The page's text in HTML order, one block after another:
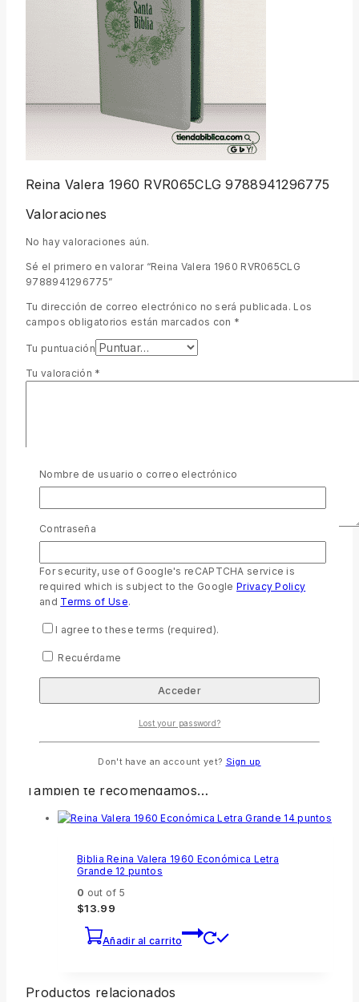
Reina Valera 1960 RVR065CLG 9788941296775
Valoraciones
No hay valoraciones aún.
Sé el primero en valorar “Reina Valera 1960 RVR065CLG
9788941296775”
Tu dirección de correo electrónico no será publicada. Los
campos obligatorios están marcados con *
Tu puntuación
Tu valoración *
Correo electrónico
Guarda mi nombre, correo electrónico y web en este
which is subject to the Google
Privacy Policy
Use
I agree to these terms (required).
También te recomendamos…
Biblia Reina Valera 1960 Económica Letra
Grande 12 puntos
0 out of 5
$13.99
Añadir al carrito
Productos relacionados
Nombre de usuario o correo electrónico
Contraseña
For security, use of Google's reCAPTCHA service is
required which is subject to the GooglePrivacy Policy
and Terms of Use.
I agree to these terms (required).
Recuérdame
Lost your password?
Don't have an account yet? Sign up